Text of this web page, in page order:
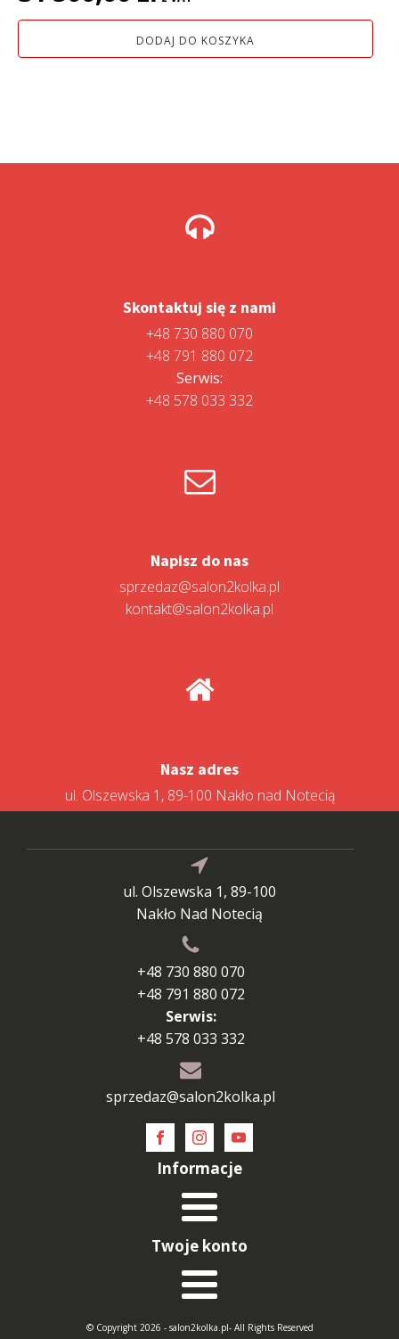
DODAJ DO KOSZYKA
Skontaktuj się z nami
+48 730 880 070
+48 791 880 072
Serwis:
+48 578 033 332
Napisz do nas
sprzedaz@salon2kolka.pl
kontakt@salon2kolka.pl
Nasz adres
ul. Olszewska 1, 89-100 Nakło nad Notecią
ul. Olszewska 1, 89-100
Nakło Nad Notecią
+48 730 880 070
+48 791 880 072
Serwis:
+48 578 033 332
sprzedaz@salon2kolka.pl
Informacje
Twoje konto
© Copyright 2026 - salon2kolka.pl- All Rights Reserved